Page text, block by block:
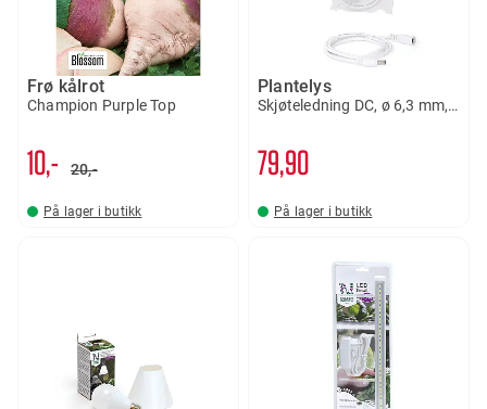
Frø kålrot
Champion Purple Top
10,- 20,-
På lager i butikk
Plantelys
Skjøteledning DC, ø 6,3 mm, 1 m
79 90
På lager i butikk